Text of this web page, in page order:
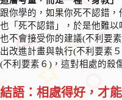
跟你學的，如果你死不認錯
也「死不認錯」，於是他難以
也不會接受你的建議(不利要
出改進計畫與執行(不利要素
(不利要素６)，這對相處的殺
結語：相處得好，才